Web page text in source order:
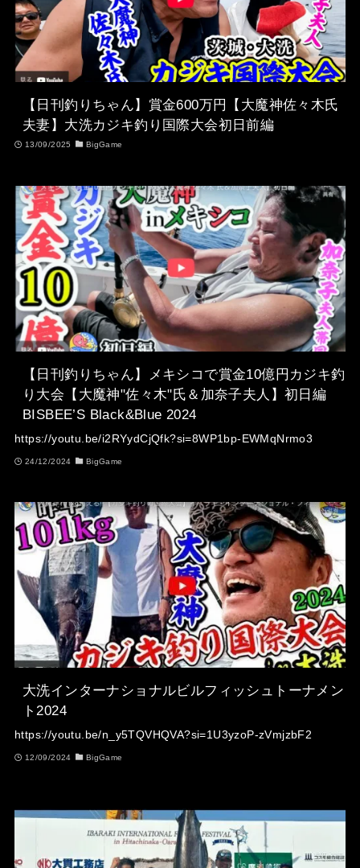
【日刊釣りちゃん】賞金600万円【大魔神佐々木氏
夫妻】大洗カジキ釣り国際大会初日前編
13/09/2025 BigGame
【日刊釣りちゃん】メキシコで賞金10億円カジキ釣
り大会【大魔神"佐々木"氏＆加奈子夫人】初日編
BISBEE’S Black&Blue 2024
https://youtu.be/i2RYydCjQfk?si=8WP1bp-EWMqNrmo3
24/12/2024 BigGame
大洗インターナショナルビルフィッシュトーナメン
ト2024
https://youtu.be/n_y5TQVHQVA?si=1U3yzoP-zVmjzbF2
12/09/2024 BigGame